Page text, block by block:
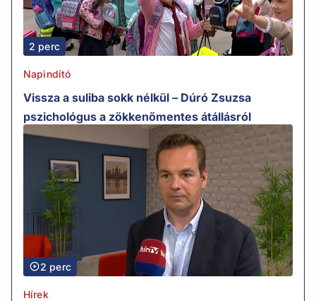
2 perc
Napindító
Vissza a suliba sokk nélkül – Dúró Zsuzsa
pszichológus a zökkenőmentes átállásról
2 perc
Hírek